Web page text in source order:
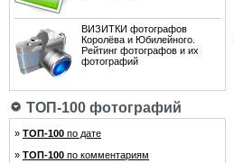
ВИЗИТКИ фотографов
Королёва и Юбилейного.
Рейтинг фотографов и их
фотографий
ТОП-100 фотографий
» ТОП-100 по дате
» ТОП-100 по комментариям